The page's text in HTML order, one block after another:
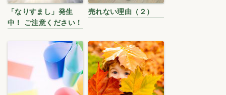
「なりすまし」発生
中！ ご注意ください！
売れない理由（２）